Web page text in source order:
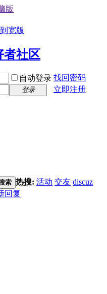
版
宽版
自动登录 找回密码
登录
立即注册
索 热搜: 活动 交友 discuz
回复